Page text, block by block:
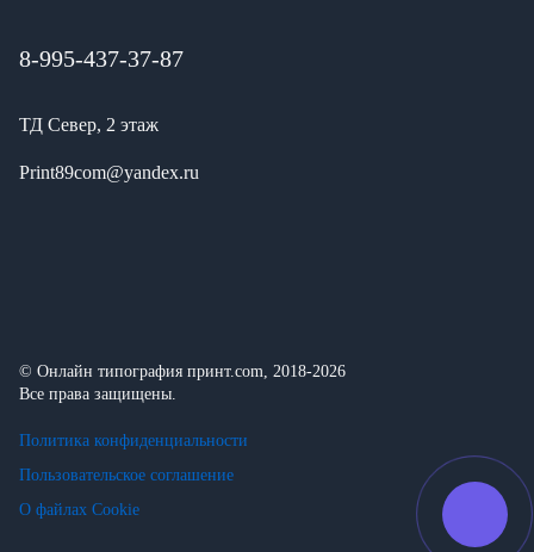
8-995-437-37-87
ТД Север, 2 этаж
Print89com@yandex.ru
© Онлайн типография принт.com, 2018-2026
Все права защищены.
Политика конфиденциальности
Пользовательское соглашение
О файлах Cookie